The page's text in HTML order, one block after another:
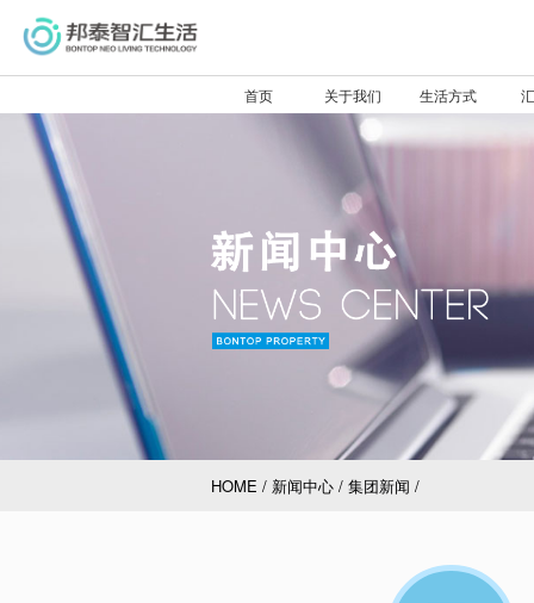
首页 关于我们 生活方式
HOME / 新闻中心 / 集团新闻 /